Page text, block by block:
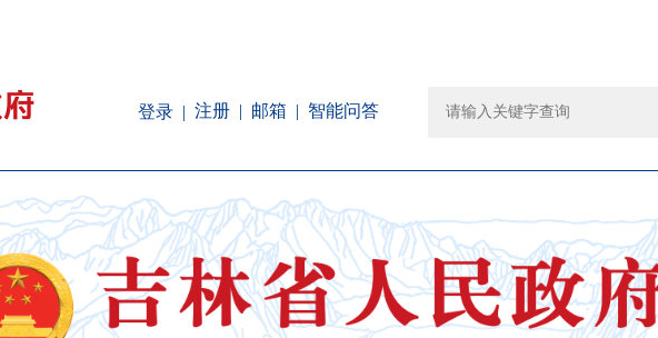
登录 注册 邮箱 智能问答